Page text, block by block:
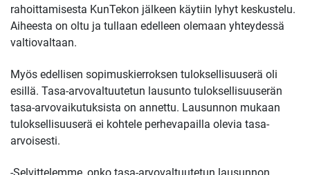
rahoittamisesta KunTekon jälkeen käytiin lyhyt keskustelu.
Aiheesta on oltu ja tullaan edelleen olemaan yhteydessä
valtiovaltaan.
Myös edellisen sopimuskierroksen tuloksellisuuserä oli
esillä. Tasa-arvovaltuutetun lausunto tuloksellisuuserän
tasa-arvovaikutuksista on annettu. Lausunnon mukaan
tuloksellisuuserä ei kohtele perhevapailla olevia tasa-
arvoisesti.